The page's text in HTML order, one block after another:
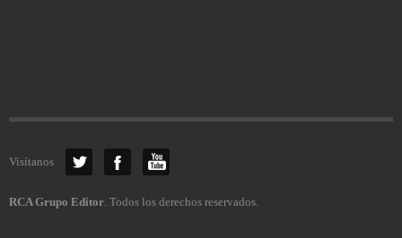
Visítanos
RCA Grupo Editor. Todos los derechos reservados.